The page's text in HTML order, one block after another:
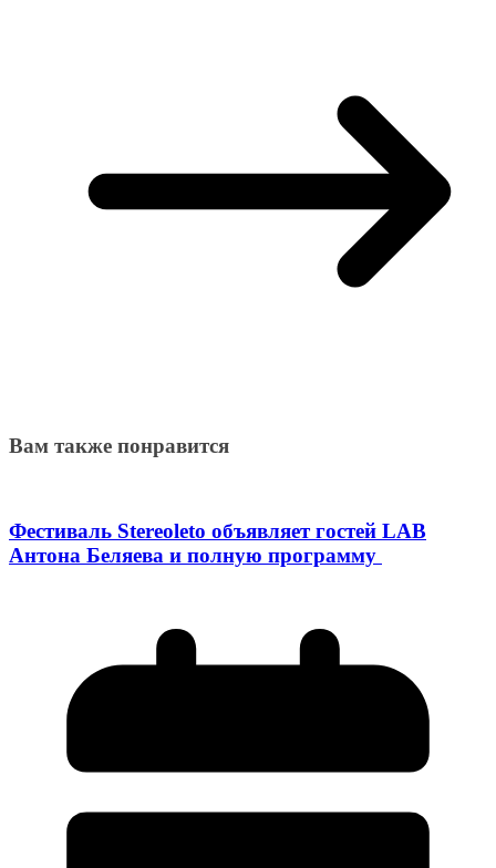
Вам также понравится
Фестиваль Stereoleto объявляет гостей LAB
Антона Беляева и полную программу